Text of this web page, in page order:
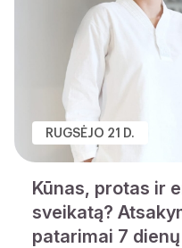
RUGSĖJO 21 D.
Kūnas, protas ir
sveikatą?
patarimai 7